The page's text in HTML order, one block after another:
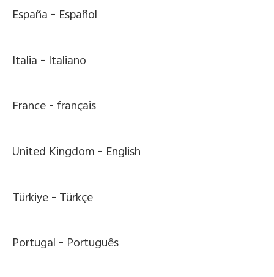
España - Español
Italia - Italiano
France - français
United Kingdom - English
Türkiye - Türkçe
Portugal - Português